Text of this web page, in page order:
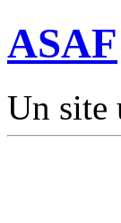
ASAF
Un site